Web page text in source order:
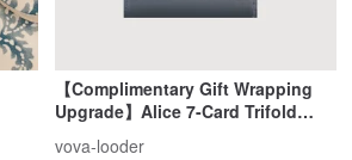
【Complimentary Gift Wrapping
Upgrade】Alice 7-Card Trifold
Wallet - Navy / VA137W039NY
vova-looder